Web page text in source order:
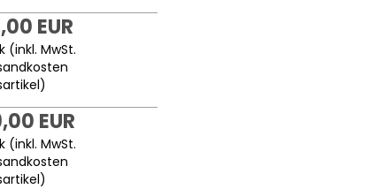
EUR
(inkl. MwSt.
)
EUR
(inkl. MwSt.
)